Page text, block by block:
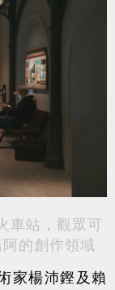
車站，觀眾可
的創作領域
家楊沛鏗及賴